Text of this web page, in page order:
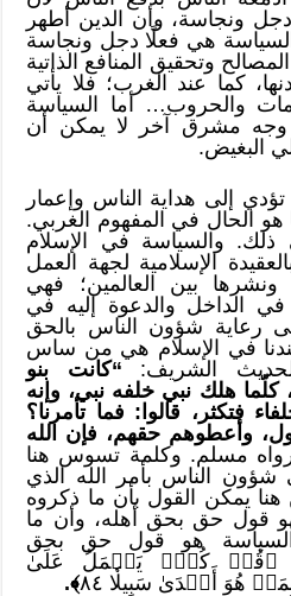
ونجاسة، وأن الدين أطهر
هي فعلًا دجل ونجاسة
وتحقيق المنافع الذاتية
كما عند الغرب؛ فلا يأتي
والحروب… أما السياسة
وجه مشرق آخر لا يمكن أن
البغيض.
إلى هداية الناس وإعمار
هو الحال في المفهوم الغربي.
ذلك. والسياسة في الإسلام
الإسلامية لجهة العمل
بين العالمين؛ فهي
في الداخل والدعوة إليه في
رعاية شؤون الناس بالحق
في الإسلام هي من ساس
الشريف: “كانت بنو
كلّما هلك نبي خلفه نبي، وإنه
فتكثر، قالوا: فما تأمرنا؟
وأعطوهم حقهم، فإن الله
مسلم. وكلمة تسوس هنا
الناس بأمر الله الذي
يمكن القول بأن ما ذكروه
قول حق بحق أهله، وأن ما
السياسة هو قول حق بحق
﴿قُلۡ كُلّٞ يَعۡمَلُ عَلَىٰ
هُوَ أَهۡدَىٰ سَبِيلٗا ٨٤
﴾.